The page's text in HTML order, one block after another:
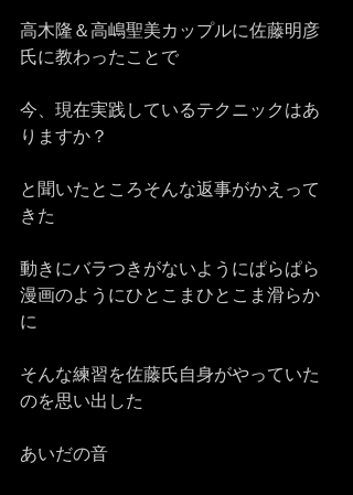
高木隆＆高嶋聖美カップルに佐藤明彦
氏に教わったことで
今、現在実践しているテクニックはあ
りますか？
と聞いたところそんな返事がかえって
きた
動きにバラつきがないようにぱらぱら
漫画のようにひとこまひとこま滑らか
に
そんな練習を佐藤氏自身がやっていた
のを思い出した
あいだの音